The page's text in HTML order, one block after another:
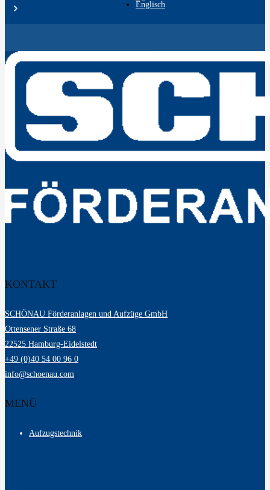
KONTAKT
SCHÖNAU Förderanlagen und Aufzüge GmbH
Ottensener Straße 68
22525 Hamburg-Eidelstedt
+49 (0)40 54 00 96 0
info@schoenau.com
MENÜ
Aufzugstechnik